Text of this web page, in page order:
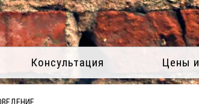
Консультация Цены